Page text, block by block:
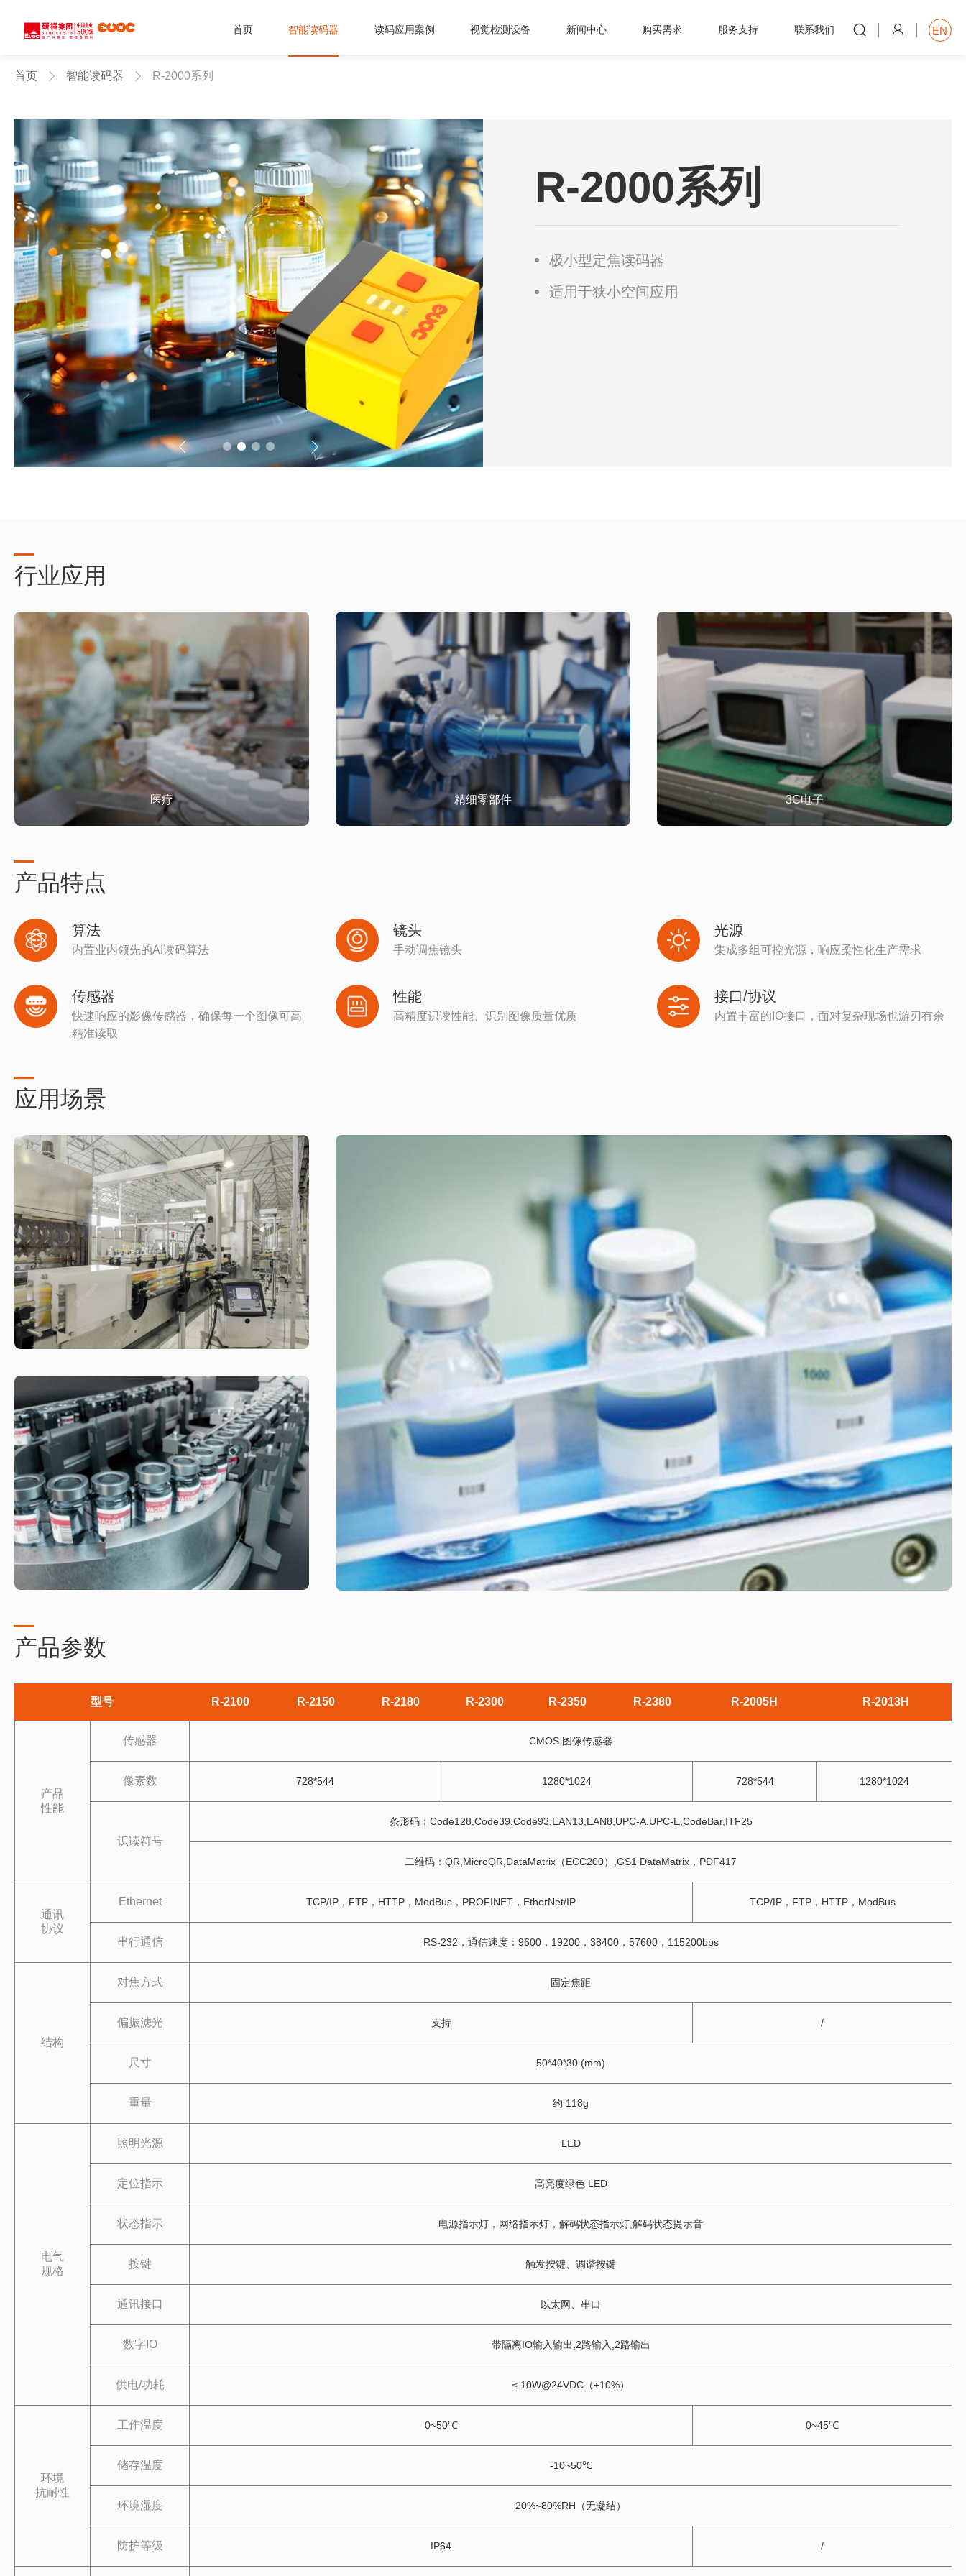
首页 智能读码器 读码应用案例 视觉检测设备 新闻中心 购买需求 服务支持 联系我们

 EN
首页  智能读码器  R-2000系列
𐃮

R-2000系列
极小型定焦读码器
适用于狭小空间应用
行业应用
医疗 精细零部件 3C电子
产品特点
算法
内置业内领先的AI读码算法
镜头
手动调焦镜头
光源
集成多组可控光源，响应柔性化生产需求
传感器
快速响应的影像传感器，确保每一个图像可高
精准读取
性能
高精度识读性能、识别图像质量优质
接口/协议
内置丰富的IO接口，面对复杂现场也游刃有余
应用场景
产品参数
型号 R-2100 R-2150 R-2180 R-2300 R-2350 R-2380 R-2005H R-2013H
产品
性能
传感器 CMOS 图像传感器
像素数 728*544 1280*1024 728*544 1280*1024
识读符号
条形码：Code128,Code39,Code93,EAN13,EAN8,UPC-A,UPC-E,CodeBar,ITF25
二维码：QR,MicroQR,DataMatrix（ECC200）,GS1 DataMatrix，PDF417
通讯
协议
Ethernet TCP/IP，FTP，HTTP，ModBus，PROFINET，EtherNet/IP TCP/IP，FTP，HTTP，ModBus
串行通信 RS-232，通信速度：9600，19200，38400，57600，115200bps
结构
对焦方式 固定焦距
偏振滤光 支持 /
尺寸 50*40*30 (mm)
重量 约 118g
电气
规格
照明光源 LED
定位指示 高亮度绿色 LED
状态指示 电源指示灯，网络指示灯，解码状态指示灯,解码状态提示音
按键 触发按键、调谐按键
通讯接口 以太网、串口
数字IO 带隔离IO输入输出,2路输入,2路输出
供电/功耗 ≤ 10W@24VDC（±10%）
环境
抗耐性
工作温度 0~50℃ 0~45℃
储存温度 -10~50℃
环境湿度 20%~80%RH（无凝结）
防护等级 IP64 /